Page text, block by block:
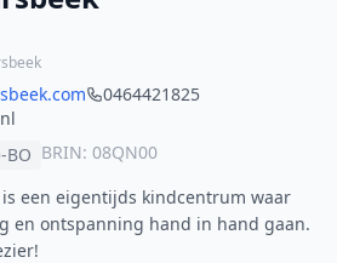
0464421825
BO BRIN: 08QN00
een eigentijds kindcentrum waar
en ontspanning hand in hand gaan.